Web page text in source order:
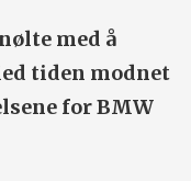
med å
tiden modnet
for BMW